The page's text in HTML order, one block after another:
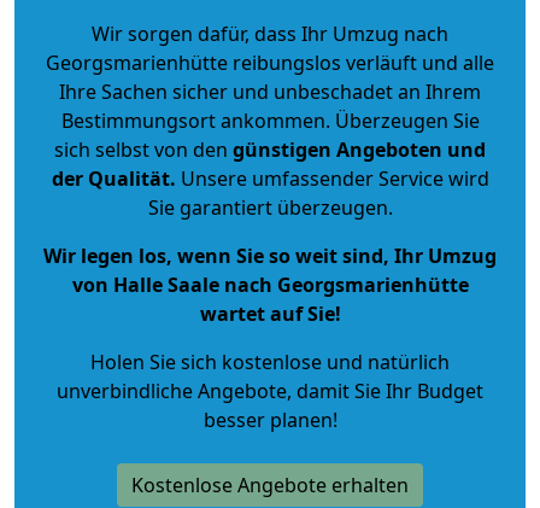
Wir sorgen dafür, dass Ihr Umzug nach
Georgsmarienhütte reibungslos verläuft und alle
Ihre Sachen sicher und unbeschadet an Ihrem
Bestimmungsort ankommen. Überzeugen Sie
sich selbst von den günstigen Angeboten und
der Qualität. Unsere umfassender Service wird
Sie garantiert überzeugen.
Wir legen los, wenn Sie so weit sind, Ihr Umzug
von Halle Saale nach Georgsmarienhütte
wartet auf Sie!
Holen Sie sich kostenlose und natürlich
unverbindliche Angebote, damit Sie Ihr Budget
besser planen!
Kostenlose Angebote erhalten